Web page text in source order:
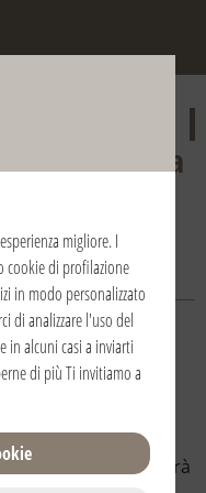
«Dalla
| Italia / Italy |
comunale
Luigi Giussani
40 anni del
Macerata-Loreto verrà
migliore. I
cookie di profilazione
in modo personalizzato
di analizzare l'uso del
in alcuni casi a inviarti
di più Ti invitiamo a